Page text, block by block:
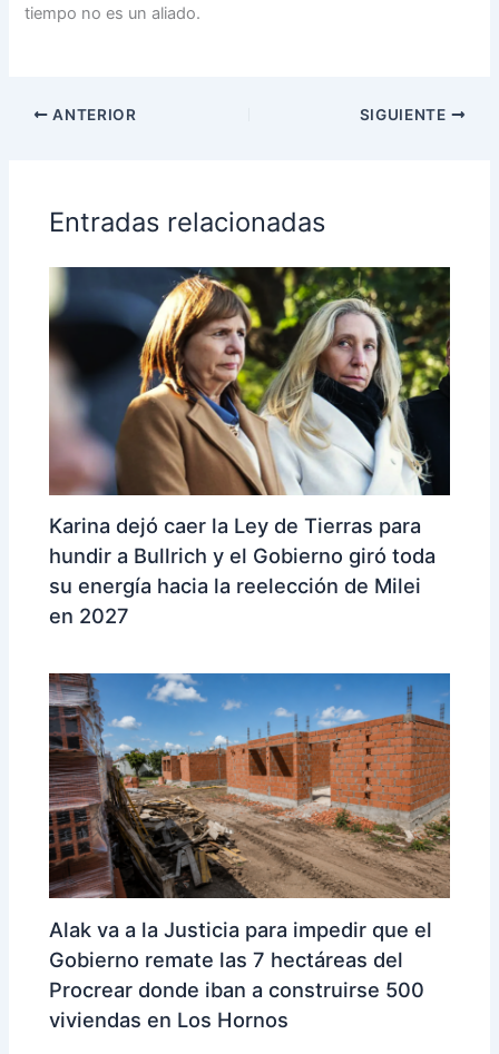
tiempo no es un aliado.
ANTERIOR SIGUIENTE
Entradas relacionadas
Karina dejó caer la Ley de Tierras para
hundir a Bullrich y el Gobierno giró toda
su energía hacia la reelección de Milei
en 2027
Alak va a la Justicia para impedir que el
Gobierno remate las 7 hectáreas del
Procrear donde iban a construirse 500
viviendas en Los Hornos